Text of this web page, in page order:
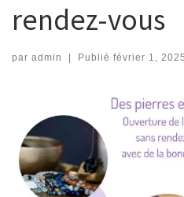
rendez-vous
par admin | Publié février 1, 2025